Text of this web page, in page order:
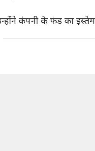
कंपनी के फंड का